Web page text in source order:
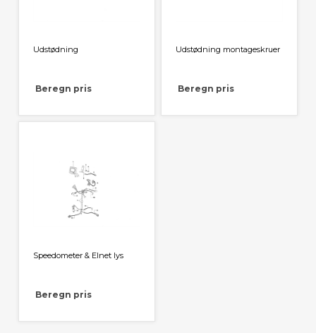
Udstødning
Beregn pris
Udstødning montageskruer
Beregn pris
Speedometer & Elnet lys
Beregn pris